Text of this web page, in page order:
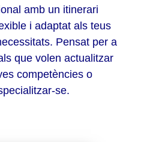
amb un itinerari
i adaptat als teus
Pensat per a
que volen actualitzar
competències o
se.